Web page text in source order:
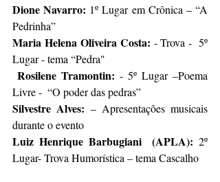
Dione Navarro: 1º Lugar em Crônica – “A
Pedrinha”
Maria Helena Oliveira Costa: - Trova -  5º
Lugar - tema “Pedra"
Rosilene Tramontin: - 5º Lugar –Poema
Livre -  “O poder das pedras”
Silvestre Alves: – Apresentações musicais
durante o evento
Luiz Henrique Barbugiani (APLA): 2º
Lugar- Trova Humorística – tema Cascalho